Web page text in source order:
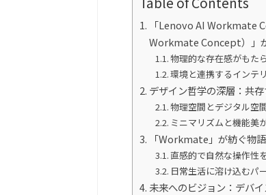
「Lenovo AI Workmate
Workmate Concept）」
物理的な存在感がもた
環境と連携するインテ
デザイン哲学の深層：共
物理空間とデジタル空
ミニマリズムと機能美
「Workmate」が紡ぐ物
直感的で自然な操作性
日常生活に溶け込むパ
未来へのビジョン：デバ